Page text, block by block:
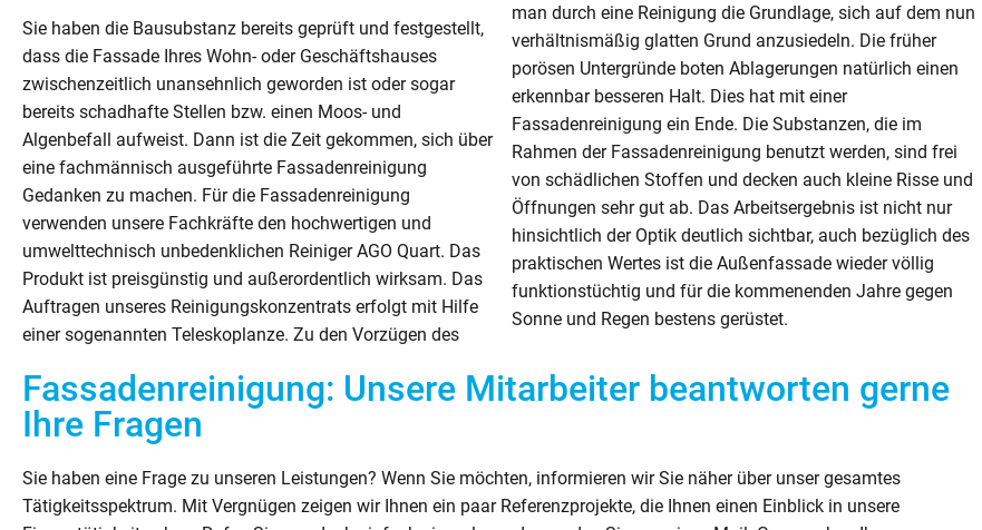
Sie haben die Bausubstanz bereits geprüft und festgestellt,
dass die Fassade Ihres Wohn- oder Geschäftshauses
zwischenzeitlich unansehnlich geworden ist oder sogar
bereits schadhafte Stellen bzw. einen Moos- und
Algenbefall aufweist. Dann ist die Zeit gekommen, sich über
eine fachmännisch ausgeführte Fassadenreinigung
Gedanken zu machen. Für die Fassadenreinigung
verwenden unsere Fachkräfte den hochwertigen und
umwelttechnisch unbedenklichen Reiniger AGO Quart. Das
Produkt ist preisgünstig und außerordentlich wirksam. Das
Auftragen unseres Reinigungskonzentrats erfolgt mit Hilfe
einer sogenannten Teleskoplanze. Zu den Vorzügen des
man durch eine Reinigung die Grundlage, sich auf dem nun
verhältnismäßig glatten Grund anzusiedeln. Die früher
porösen Untergründe boten Ablagerungen natürlich einen
erkennbar besseren Halt. Dies hat mit einer
Fassadenreinigung ein Ende. Die Substanzen, die im
Rahmen der Fassadenreinigung benutzt werden, sind frei
von schädlichen Stoffen und decken auch kleine Risse und
Öffnungen sehr gut ab. Das Arbeitsergebnis ist nicht nur
hinsichtlich der Optik deutlich sichtbar, auch bezüglich des
praktischen Wertes ist die Außenfassade wieder völlig
funktionstüchtig und für die kommenenden Jahre gegen
Sonne und Regen bestens gerüstet.
Fassadenreinigung: Unsere Mitarbeiter beantworten gerne
Ihre Fragen
Sie haben eine Frage zu unseren Leistungen? Wenn Sie möchten, informieren wir Sie näher über unser gesamtes
Tätigkeitsspektrum. Mit Vergnügen zeigen wir Ihnen ein paar Referenzprojekte, die Ihnen einen Einblick in unsere